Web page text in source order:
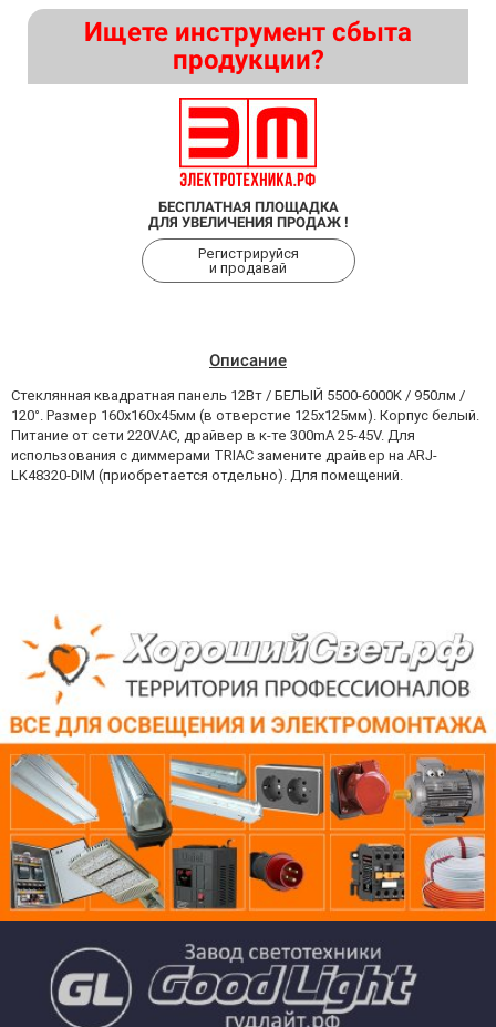
Ищете инструмент сбыта
продукции?
БЕСПЛАТНАЯ ПЛОЩАДКА
ДЛЯ УВЕЛИЧЕНИЯ ПРОДАЖ !
Регистрируйся
и продавай
Описание
Стеклянная квадратная панель 12Вт / БЕЛЫЙ 5500-6000K / 950лм /
120°. Размер 160x160x45мм (в отверстие 125x125мм). Корпус белый.
Питание от сети 220VAC, драйвер в к-те 300mA 25-45V. Для
использования с диммерами TRIAC замените драйвер на ARJ-
LK48320-DIM (приобретается отдельно). Для помещений.